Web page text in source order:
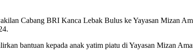
Cabang BRI Kanca Lebak Bulus ke Yayasan Mizan
bantuan kepada anak yatim piatu di Yayasan Mizan